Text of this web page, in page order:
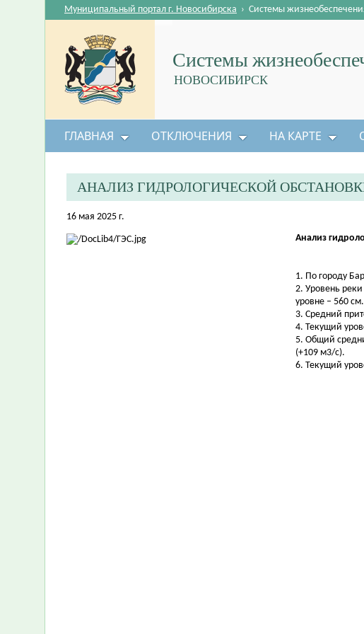
Системы
НОВОСИБИРСК
Муниципальный портал г. Новосибирска › Системы
ГЛАВНАЯ ОТКЛЮЧЕНИЯ НА КАРТЕ
АНАЛИЗ ГИДРОЛОГИЧЕСКОЙ
16 мая 2025 г.
Анализ
1. По городу
2. Уровень
уровне – 560 см.
3. Средний
4. Текущий
5. Общий
(+109 м3/с).
6. Текущий